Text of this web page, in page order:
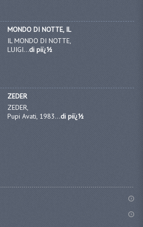
MONDO DI NOTTE, IL
IL MONDO DI NOTTE,
LUIGI...di piï¿½
ZEDER
ZEDER,
Pupi Avati, 1983...di piï¿½